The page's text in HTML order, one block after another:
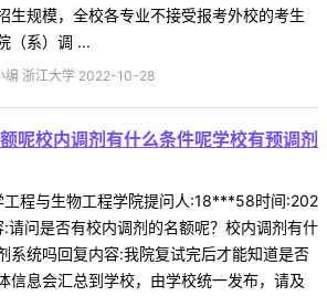
生规模，全校各专业不接受报考外校的考生
（系）调 ...
编 浙江大学 2022-10-28
呢校内调剂有什么条件呢学校有预调剂
工程与生物工程学院提问人:18***58时间:202
问是否有校内调剂的名额呢？校内调剂有什
系统吗回复内容:我院复试完后才能知道是否
信息会汇总到学校，由学校统一发布，请及